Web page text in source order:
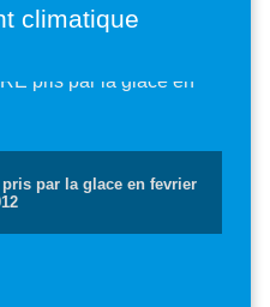
pris par la glace en fevrier